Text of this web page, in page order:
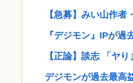
【急募】みい山作
『デジモン』IPが過
【正論】談志 「ヤ
デジモンが過去最高